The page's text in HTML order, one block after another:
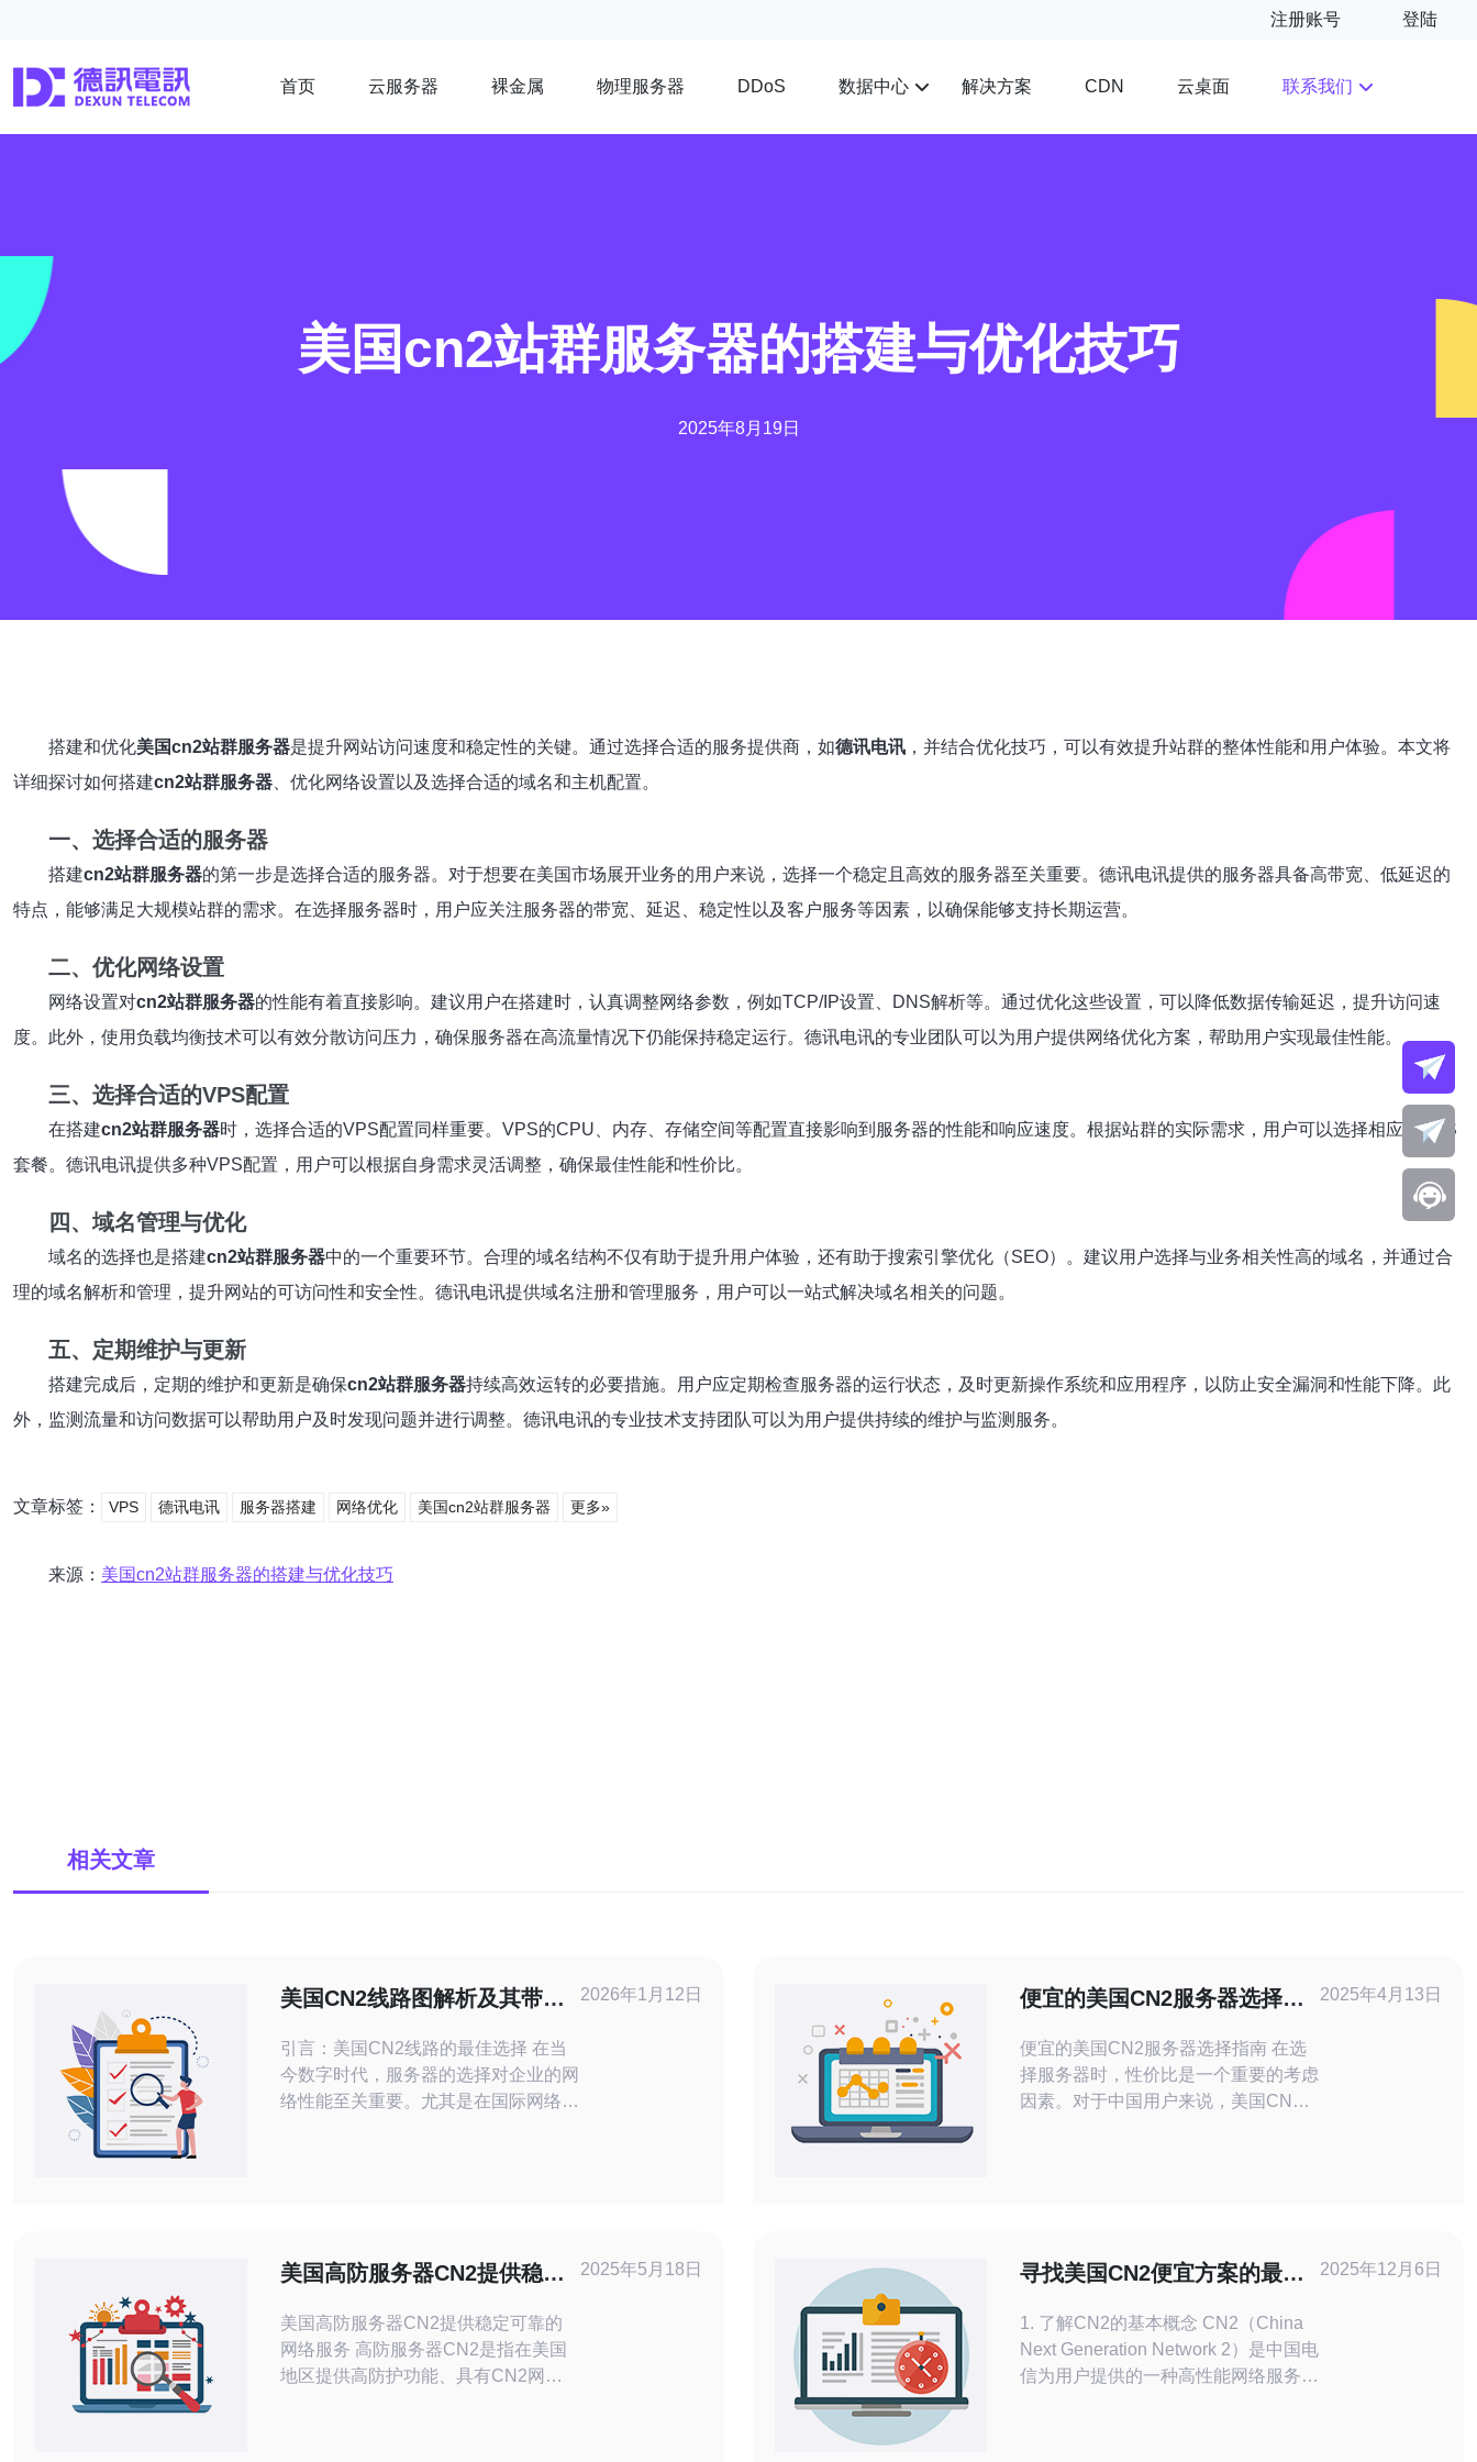
注册账号 登陆
首页 云服务器 裸金属 物理服务器 DDoS 数据中心 解决方案 CDN 云桌面 联系我们
美国cn2站群服务器的搭建与优化技巧
2025年8月19日
搭建和优化美国cn2站群服务器是提升网站访问速度和稳定性的关键。通过选择合适的服务提供商，如德讯电讯 ，并结合优化技巧，可以有效提升站群的整体性能和用户体验。本文将
详细探讨如何搭建cn2站群服务器 、优化网络设置以及选择合适的域名和主机配置。
一、选择合适的服务器
搭建cn2站群服务器的第一步是选择合适的服务器。对于想要在美国市场展开业务的用户来说，选择一个稳定且高效的服务器至关重要。德讯电讯提供的服务器具备高带宽、低延迟的
特点，能够满足大规模站群的需求。在选择服务器时，用户应关注服务器的带宽、延迟、稳定性以及客户服务等因素，以确保能够支持长期运营。
二、优化网络设置
网络设置对cn2站群服务器的性能有着直接影响。建议用户在搭建时，认真调整网络参数，例如TCP/IP设置、DNS解析等。通过优化这些设置，可以降低数据传输延迟，提升访问速
度。此外，使用负载均衡技术可以有效分散访问压力，确保服务器在高流量情况下仍能保持稳定运行。德讯电讯的专业团队可以为用户提供网络优化方案，帮助用户实现最佳性能。
三、选择合适的VPS配置
在搭建cn2站群服务器时，选择合适的VPS配置同样重要。VPS的CPU、内存、存储空间等配置直接影响到服务器的性能和响应速度。根据站群的实际需求，用户可以选择相应的VPS
套餐。德讯电讯提供多种VPS配置，用户可以根据自身需求灵活调整，确保最佳性能和性价比。
四、域名管理与优化
域名的选择也是搭建cn2站群服务器中的一个重要环节。合理的域名结构不仅有助于提升用户体验，还有助于搜索引擎优化（SEO）。建议用户选择与业务相关性高的域名，并通过合
理的域名解析和管理，提升网站的可访问性和安全性。德讯电讯提供域名注册和管理服务，用户可以一站式解决域名相关的问题。
五、定期维护与更新
搭建完成后，定期的维护和更新是确保cn2站群服务器持续高效运转的必要措施。用户应定期检查服务器的运行状态，及时更新操作系统和应用程序，以防止安全漏洞和性能下降。此
外，监测流量和访问数据可以帮助用户及时发现问题并进行调整。德讯电讯的专业技术支持团队可以为用户提供持续的维护与监测服务。
文章标签： VPS 德讯电讯 服务器搭建 网络优化 美国cn2站群服务器 更多»
来源： 美国cn2站群服务器的搭建与优化技巧
相关文章
美国CN2线路图解析及其带宽
引言：美国CN2线路的最佳选择 在当
今数字时代，服务器的选择对企业的网
络性能至关重要。尤其是在国际网络连
是最适合大规模应用的线路，CN2都
能满足不同需求。本文将详细解析美国
CN
2026年1月12日
便宜的美国CN2服务器选择指
便宜的美国CN2服务器选择指南 在选
择服务器时，性价比是一个重要的考虑
因素。对于中国用户来说，美国CN2
需求选择合适的服务器配置。这包括
CPU核心数
2025年4月13日
美国高防服务器CN2提供稳定
美国高防服务器CN2提供稳定可靠的
网络服务 高防服务器CN2是指在美国
地区提供高防护功能、具有CN2网络
2025年5月18日
寻找美国CN2便宜方案的最佳
1. 了解CN2的基本概念 CN2（China
Next Generation Network 2）是中国电
信为用户提供的一种高性能网络服务，
2025年12月6日